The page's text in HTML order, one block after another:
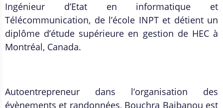
Ingénieur d’Etat en informatique et
Télécommunication, de l’école INPT et détient un
diplôme d’étude supérieure en gestion de HEC à
Montréal, Canada.
Autoentrepreneur dans l’organisation des
évènements et randonnées, Bouchra Baibanou est